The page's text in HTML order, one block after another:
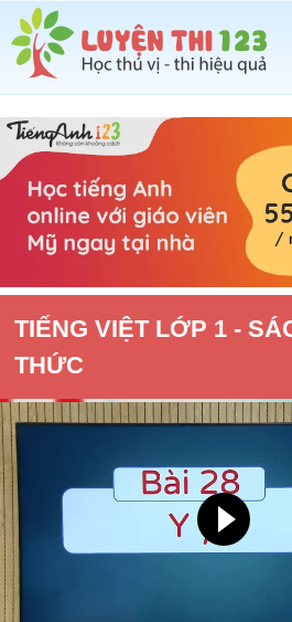
TIẾNG VIỆT LỚP 1 -
THỨC